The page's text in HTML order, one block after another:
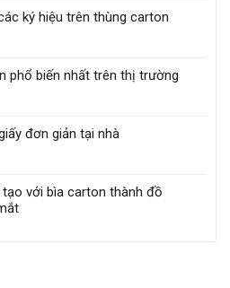
ký hiệu trên thùng carton
phổ biến nhất trên thị trường
đơn giản tại nhà
với bìa carton thành đồ